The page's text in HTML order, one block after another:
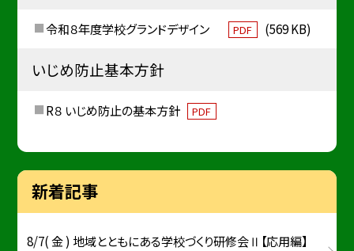
令和８年度学校グランドデザイン PDF (569 KB)
いじめ防止基本方針
R８ いじめ防止の基本方針 PDF
新着記事
8/7( 金 ) 地域とともにある学校づくり研修会Ⅱ【応用編】